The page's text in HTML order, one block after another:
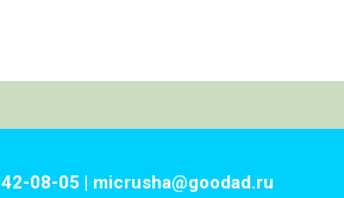
08-05 | micrusha@goodad.ru